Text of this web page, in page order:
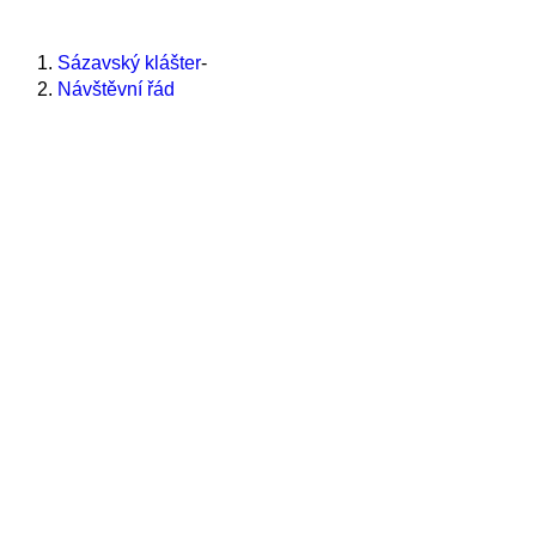
Sázavský klášter-
Návštěvní řád